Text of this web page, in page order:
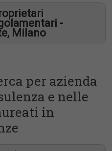
-
Milano
per azienda
e nelle
in